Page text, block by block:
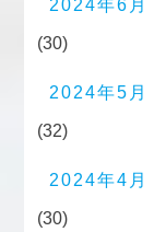
2024年6月
(30)
2024年5月
(32)
2024年4月
(30)